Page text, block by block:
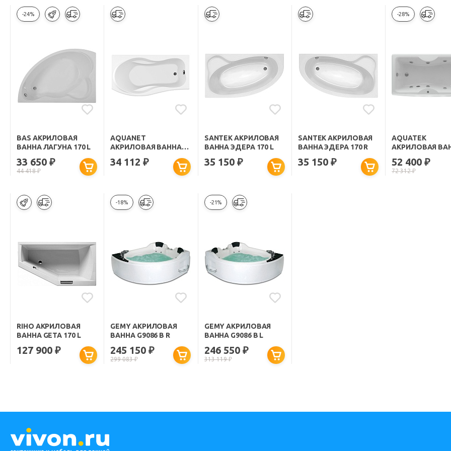
-24%
BAS АКРИЛОВАЯ
ВАННА ЛАГУНА 170 L
33 650₽
44 418₽
AQUANET
АКРИЛОВАЯ ВАННА
34 112₽
SANTEK АКРИЛОВАЯ
ВАННА ЭДЕРА 170 L
35 150 ₽
SANTEK АКРИЛОВАЯ
ВАННА ЭДЕРА 170 R
35 150 ₽
-28%
AQUATEK
АКРИЛОВАЯ
52 400₽
72 312₽
RIHO АКРИЛОВАЯ
ВАННА GETA 170 L
127 900₽
-18%
GEMY АКРИЛОВАЯ
ВАННА G9086 B R
245 150₽
299 083₽
-21%
GEMY АКРИЛОВАЯ
ВАННА G9086 B L
246 550 ₽
313 119₽